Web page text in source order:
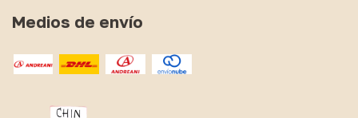
Medios de envío